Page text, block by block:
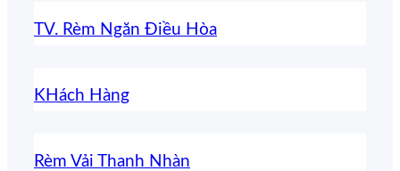
TV. Rèm Ngăn Điều Hòa
KHách Hàng
Rèm Vải Thanh Nhàn